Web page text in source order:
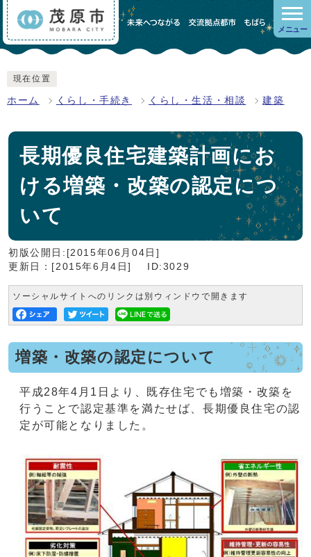
メニュー
現在位置
ホーム くらし・手続き くらし・生活・相談 建築
長期優良住宅建築計画にお
ける増築・改築の認定につ
いて
初版公開日:[2015年06月04日]
更新日：[2015年6月4日]
ID:3029
ソーシャルサイトへのリンクは別ウィンドウで開きます
増築・改築の認定について
平成28年4月1日より、既存住宅でも増築・改築を
行うことで認定基準を満たせば、長期優良住宅の認
定が可能となりました。